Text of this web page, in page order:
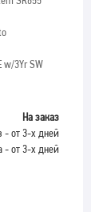
w/3Yr SW
На заказ
- от 3-х дней
- от 3-х дней